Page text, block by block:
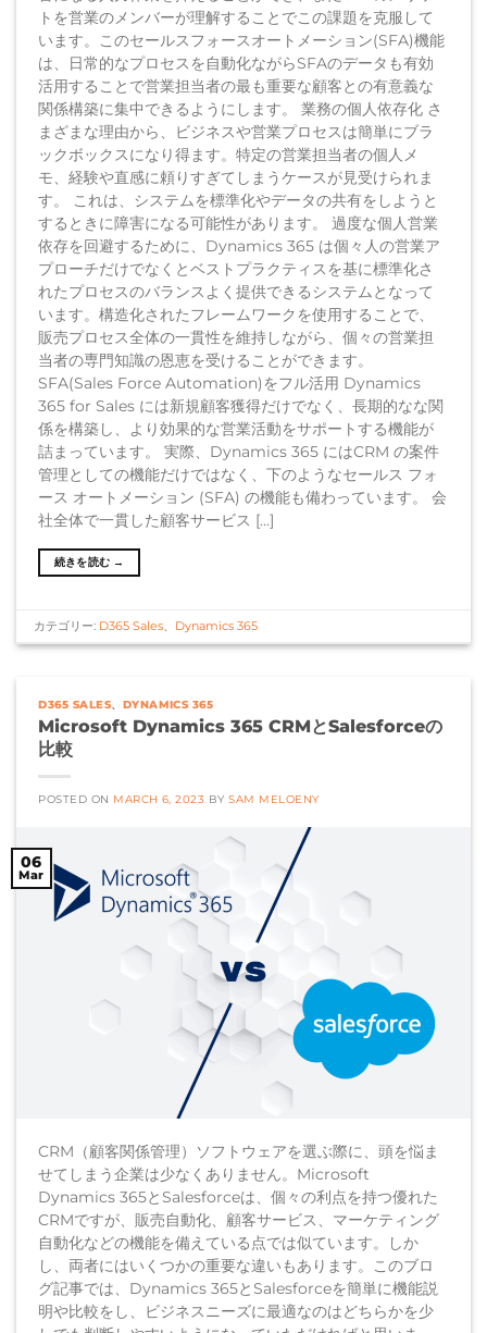
トを営業のメンバーが理解することでこの課題を克服して
います。このセールスフォースオートメーション(SFA)機能
は、日常的なプロセスを自動化ながらSFAのデータも有効
活用することで営業担当者の最も重要な顧客との有意義な
関係構築に集中できるようにします。 業務の個人依存化 さ
まざまな理由から、ビジネスや営業プロセスは簡単にブラ
ックボックスになり得ます。特定の営業担当者の個人メ
モ、経験や直感に頼りすぎてしまうケースが見受けられま
す。 これは、システムを標準化やデータの共有をしようと
するときに障害になる可能性があります。 過度な個人営業
依存を回避するために、Dynamics 365 は個々人の営業ア
プローチだけでなくとベストプラクティスを基に標準化さ
れたプロセスのバランスよく提供できるシステムとなって
います。構造化されたフレームワークを使用することで、
販売プロセス全体の一貫性を維持しながら、個々の営業担
当者の専門知識の恩恵を受けることができます。
SFA(Sales Force Automation)をフル活用 Dynamics
365 for Sales には新規顧客獲得だけでなく、長期的なな関
係を構築し、より効果的な営業活動をサポートする機能が
詰まっています。 実際、Dynamics 365 にはCRM の案件
管理としての機能だけではなく、下のようなセールス フォ
ース オートメーション (SFA) の機能も備わっています。 会
社全体で一貫した顧客サービス […]
続きを読む →
カテゴリー: D365 Sales、 Dynamics 365
D365 SALES、 DYNAMICS 365
Microsoft Dynamics 365 CRMとSalesforceの
比較
POSTED ON MARCH 6, 2023 BYSAM MELOENY
06
Mar
CRM（顧客関係管理）ソフトウェアを選ぶ際に、頭を悩ま
せてしまう企業は少なくありません。Microsoft
Dynamics 365とSalesforceは、個々の利点を持つ優れた
CRMですが、販売自動化、顧客サービス、マーケティング
自動化などの機能を備えている点では似ています。しか
し、両者にはいくつかの重要な違いもあります。このブロ
グ記事では、Dynamics 365とSalesforceを簡単に機能説
明や比較をし、ビジネスニーズに最適なのはどちらかを少